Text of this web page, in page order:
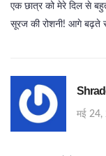
एक छात्र को मेरे दिल से
सूरज की रोशनी! आगे बढ़ते
मई 24,